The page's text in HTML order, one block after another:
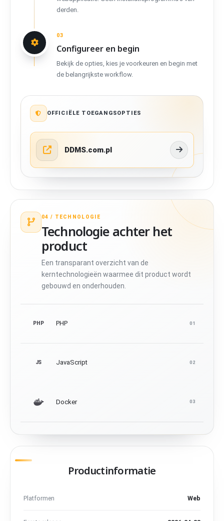
derden.
03
Configureer en begin
Bekijk de opties, kies je voorkeuren en begin met
de belangrijkste workflow.
OFFICIËLE TOEGANGSOPTIES
DDMS.com.pl
04 / TECHNOLOGIE
Technologie achter het
product
Een transparant overzicht van de
kerntechnologieën waarmee dit product wordt
gebouwd en onderhouden.
PHP PHP 01
JS JavaScript 02
Docker 03
Productinformatie
Platformen Web